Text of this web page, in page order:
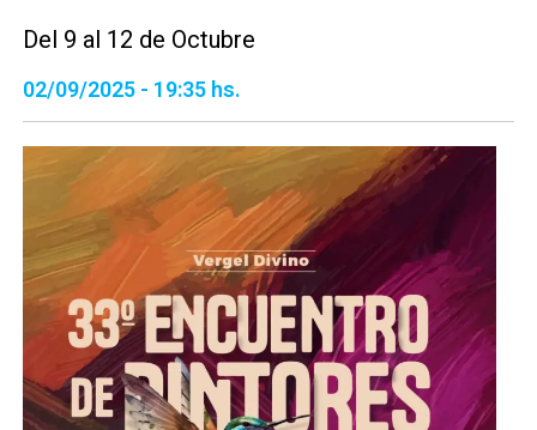
Del 9 al 12 de Octubre
02/09/2025 - 19:35 hs.